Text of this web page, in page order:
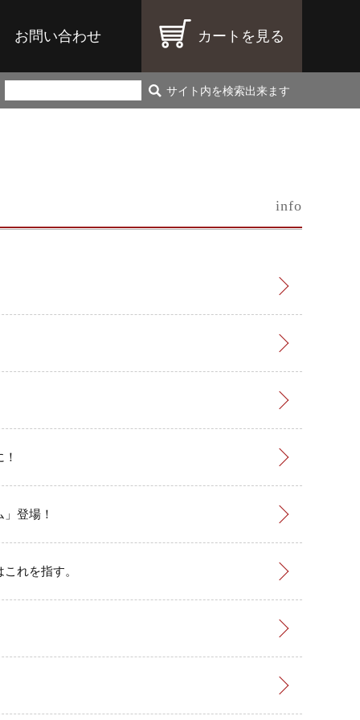
お問い合わせ カートを見る
サイト内を検索出来ます
info
登場！
れを指す。